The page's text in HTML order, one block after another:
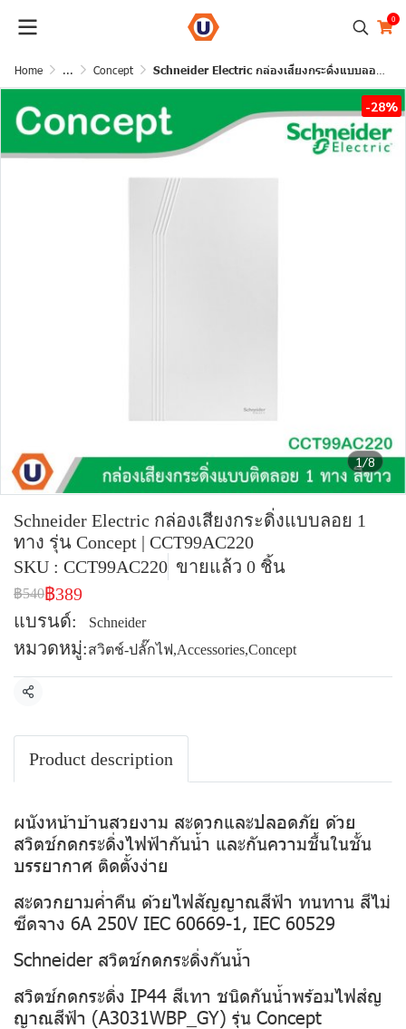
0
Home ... Concept Schneider Electric กล่องเสียงกระดิ่งแบบลอย 1 ทาง รุ่น Concept | CCT99AC220
1/8
-28%
Schneider Electric กล่องเสียงกระดิ่งแบบลอย 1
ทาง รุ่น Concept | CCT99AC220
SKU : CCT99AC220 ขายแล้ว 0 ชิ้น
฿540฿389
แบรนด์:
Schneider
หมวดหมู่:สวิตช์-ปลั๊กไฟ,Accessories,Concept
แชร์
Product description
ผนังหน้าบ้านสวยงาม สะดวกและปลอดภัย ด้วย
สวิตช์กดกระดิ่งไฟฟ้ากันน้ำ และกันความชื้นในชั้น
บรรยากาศ ติดตั้งง่าย
สะดวกยามค่ำคืน ด้วยไฟสัญญาณสีฟ้า ทนทาน สีไม่
ซีดจาง 6A 250V IEC 60669-1, IEC 60529
Schneider สวิตช์กดกระดิ่งกันน้ำ
สวิตช์กดกระดิ่ง IP44 สีเทา ชนิดกันน้ำพร้อมไฟสํญ
ญาณสีฟ้า (A3031WBP_GY) รุ่น Concept